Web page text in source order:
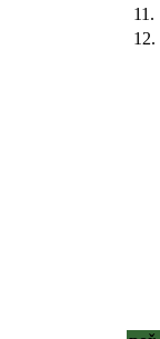
11.
12.